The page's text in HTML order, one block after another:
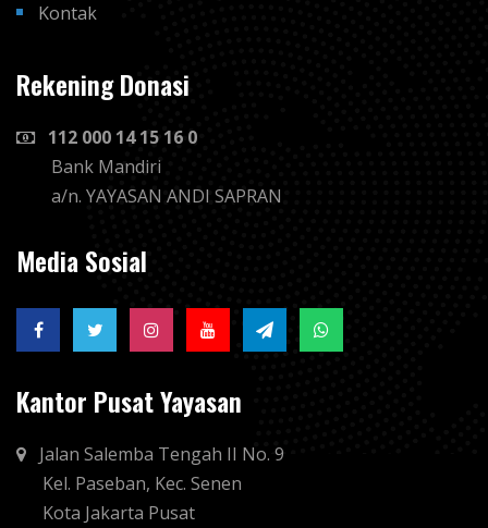
Kontak
Rekening Donasi
112 000 14 15 16 0
Bank Mandiri
a/n. YAYASAN ANDI SAPRAN
Media Sosial
Kantor Pusat Yayasan
Jalan Salemba Tengah II No. 9
Kel. Paseban, Kec. Senen
Kota Jakarta Pusat